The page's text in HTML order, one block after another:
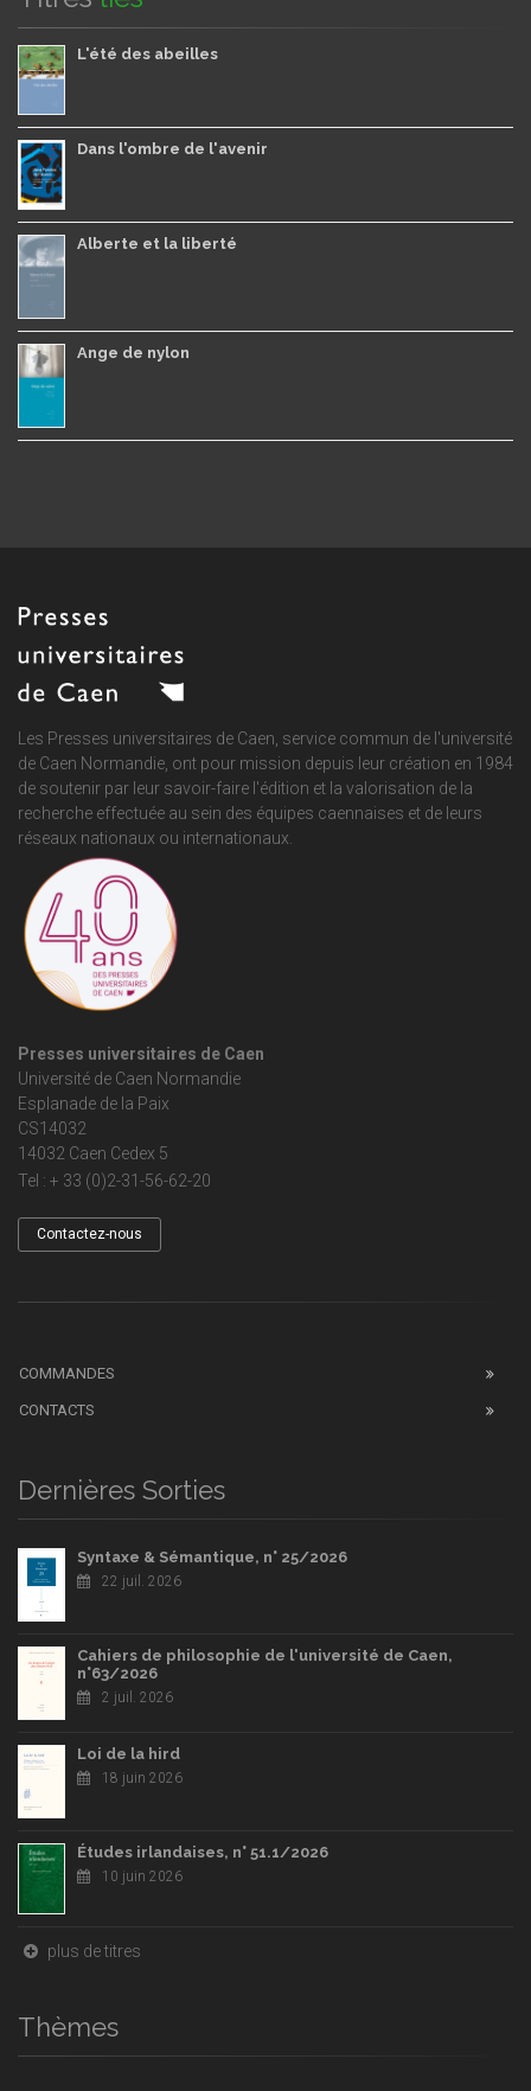
L'été des abeilles
Dans l'ombre de l'avenir
Alberte et la liberté
Ange de nylon
Les Presses universitaires de Caen, service commun de l'université
de Caen Normandie , ont pour mission depuis leur création en 1984
de soutenir par leur savoir-faire l'édition et la valorisation de la
recherche effectuée au sein des équipes caennaises et de leurs
réseaux nationaux ou internationaux.
Presses universitaires de Caen
Université de Caen Normandie
Esplanade de la Paix
CS14032
14032 Caen Cedex 5
Tel : + 33 (0)2-31-56-62-20
Contactez-nous
COMMANDES
CONTACTS
Dernières Sorties
Syntaxe & Sémantique, n° 25/2026
22 juil. 2026
Cahiers de philosophie de l'université de Caen,
n°63/2026
2 juil. 2026
Loi de la hird
18 juin 2026
Études irlandaises, n° 51.1/2026
10 juin 2026
plus de titres
Thèmes